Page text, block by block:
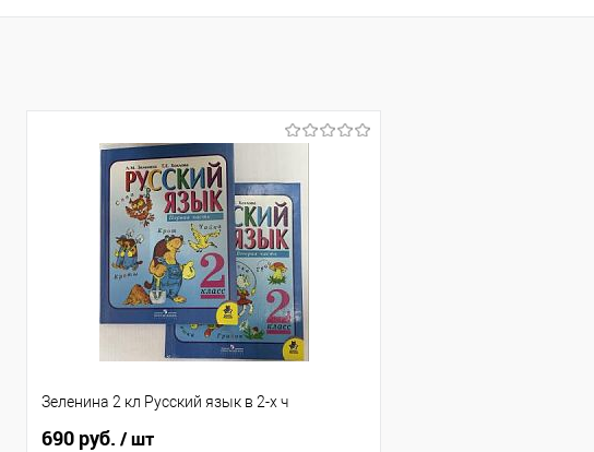
Зеленина 2 кл Русский язык в 2-х ч
690 руб. / шт